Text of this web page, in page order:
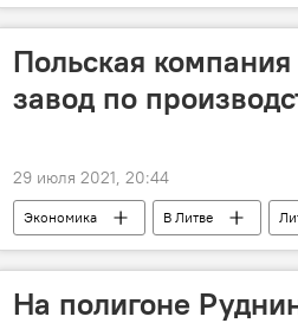
мигранты
Государственная
Польская
завод по
29 июля 2021, 20:44
Экономика В Литве
На полигоне